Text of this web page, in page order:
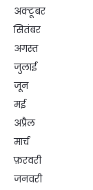
अक्टूबर
सितंबर
अगस्त
जुलाई
जून
मई
अप्रैल
मार्च
फ़रवरी
जनवरी